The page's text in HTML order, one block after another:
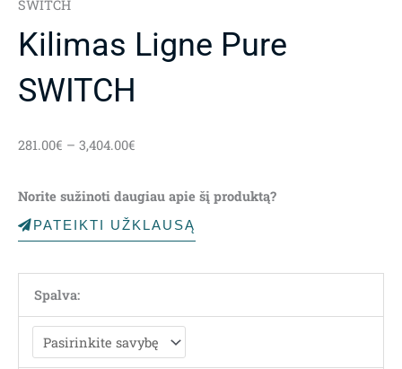
SWITCH
Kilimas Ligne Pure
SWITCH
281.00€ – 3,404.00€
through
3,404.00€
Norite sužinoti daugiau apie šį produktą?
PATEIKTI UŽKLAUSĄ
Spalva: